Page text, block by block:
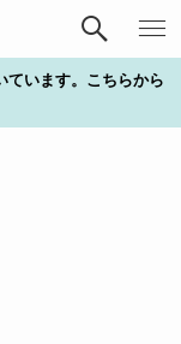
ています。こちらから